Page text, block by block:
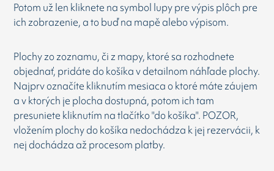
Potom už len kliknete na symbol lupy pre výpis plôch pre
ich zobrazenie, a to buď na mapě alebo výpisom.
Plochy zo zoznamu, či z mapy, ktoré sa rozhodnete
objednať, pridáte do košíka v detailnom náhľade plochy.
Najprv označíte kliknutím mesiaca o ktoré máte záujem
a v ktorých je plocha dostupná, potom ich tam
presuniete kliknutím na tlačítko "do košíka". POZOR,
vložením plochy do košíka nedochádza k jej rezervácii, k
nej dochádza až procesom platby.